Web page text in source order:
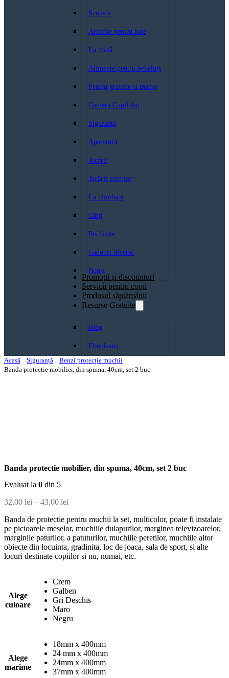
Scutece
Articole pentru baie
La masă
Alimente pentru bebeluși
Pentru gravide si mame
Camera Copilului
Siguranță
Aparatură
Jucării
Jucării exterior
La plimbare
Cărți
Rechizite
Cadouri diverse
Botez
Promoții și discounturi
Servicii pentru copii
Produsul săptămănii
Resurse Gratuite
Blog
Ebook-uri
Acasă
Siguranță
Benzi protecție muchii
Banda protectie mobilier, din spuma, 40cm, set 2 buc
Banda protectie mobilier, din spuma, 40cm, set 2 buc
Evaluat la 0 din 5
32,00 lei – 43,00 lei
prețuri:
32,00 lei
până
la
43,00 lei
Banda de protectie pentru muchii la set, multicolor, poate fi instalate
pe picioarele meselor, muchiile dulapurilor, marginea televizoarelor,
marginile paturilor, a patuturilor, muchiile peretilor, muchiile altor
obiecte din locuinta, gradinita, loc de joaca, sala de sport, si alte
locuri destinate copiilor si nu, numai, etc.
Alege
culoare
Crem
Galben
Gri Deschis
Maro
Negru
Alege
marime
18mm x 400mm
24 mm x 400mm
24mm x 400mm
37mm x 400mm